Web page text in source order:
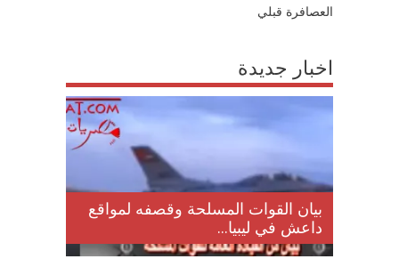
العصافرة قبلي
اخبار جديدة
بيان القوات المسلحة وقصفه لمواقع
داعش في ليبيا...